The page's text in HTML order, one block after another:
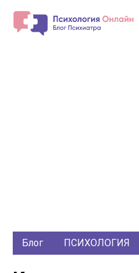
Блог ПСИХОЛОГИЯ